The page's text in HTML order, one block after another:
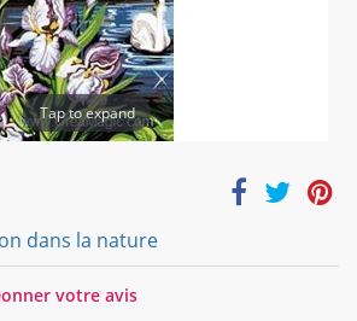
Tap to expand
dans la nature
votre avis